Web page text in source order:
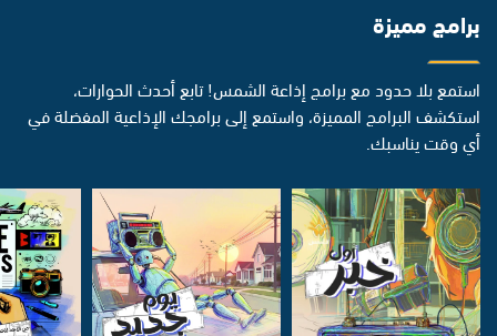
برامج مميزة
استمع بلا حدود مع برامج إذاعة الشمس! تابع أحدث الحوارات،
استكشف البرامج المميزة، واستمع إلى برامجك الإذاعية المفضلة في
أي وقت يناسبك.